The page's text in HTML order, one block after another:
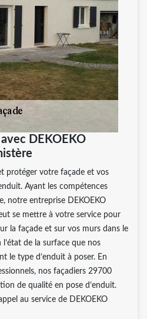
DEKOEKO
protéger votre façade et vos
Ayant les compétences
notre entreprise DEKOEKO
se mettre à votre service pour
la façade et sur vos murs dans le
l’état de la surface que nos
le type d’enduit à poser. En
nos façadiers 29700
de qualité en pose d’enduit.
au service de DEKOEKO